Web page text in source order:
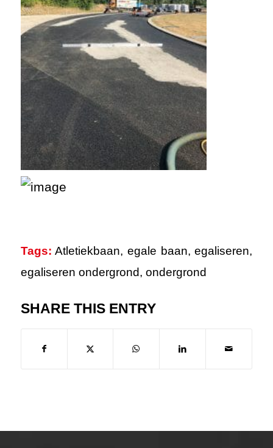
Tags: Atletiekbaan, egale baan,egaliseren,
egaliseren ondergrond, ondergrond
SHARE THIS ENTRY